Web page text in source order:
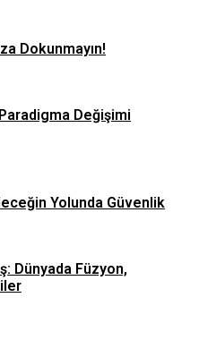
Dokunmayın!
Değişimi
Yolunda Güvenlik
Dünyada Füzyon,